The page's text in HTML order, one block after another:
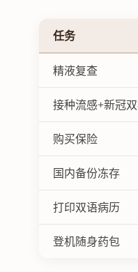
任务
精液复查
接种流感+新冠
购买保险
国内备份冻存
打印双语病历
登机随身药包